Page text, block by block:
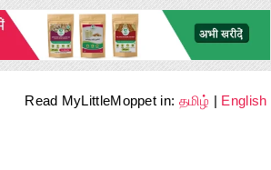
Read MyLittleMoppet in: தமிழ் | English